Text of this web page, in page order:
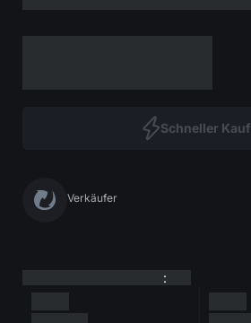
Schneller Kauf
Verkäufer
: